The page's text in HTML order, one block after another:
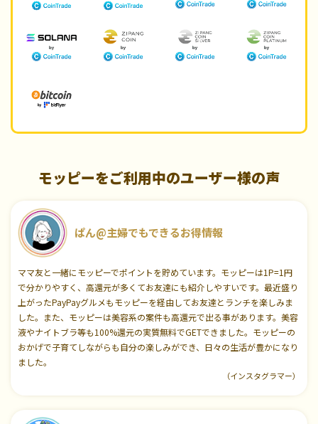
モッピーをご利用中のユーザー様の声
ぱん@主婦でもできるお得情報
ママ友と一緒にモッピーでポイントを貯めています。モッピーは1P=1円
で分かりやすく、高還元が多くてお友達にも紹介しやすいです。最近盛り
上がったPayPayグルメもモッピーを経由してお友達とランチを楽しみま
した。また、モッピーは美容系の案件も高還元で出る事があります。美容
液やナイトブラ等も100%還元の実質無料でGETできました。モッピーの
おかげで子育てしながらも自分の楽しみができ、日々の生活が豊かになり
ました。
（インスタグラマー）